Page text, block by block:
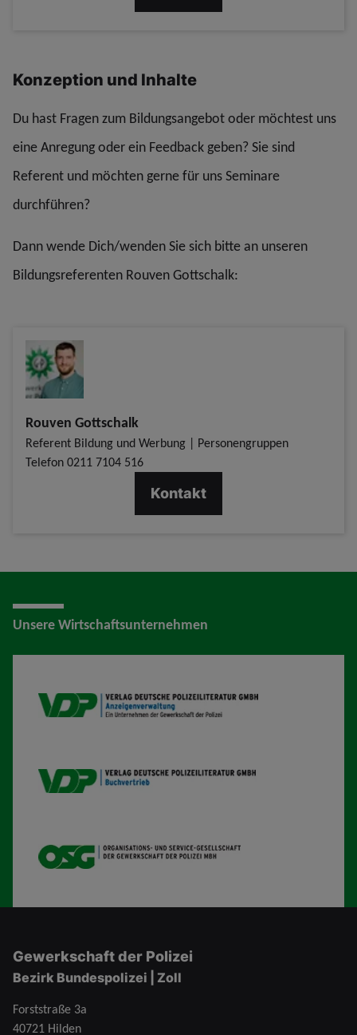
Konzeption und Inhalte
Du hast Fragen zum Bildungsangebot oder möchtest uns
eine Anregung oder ein Feedback geben? Sie sind
Referent und möchten gerne für uns Seminare
durchführen?
Dann wende Dich/wenden Sie sich bitte an unseren
Bildungsreferenten Rouven Gottschalk:
Rouven Gottschalk
Referent Bildung und Werbung | Personengruppen
Telefon 0211 7104 516
Kontakt
Unsere Wirtschaftsunternehmen
VDP AV
VDP B
OSG
Gewerkschaft der Polizei
Bezirk Bundespolizei | Zoll
Forststraße 3a
40721 Hilden